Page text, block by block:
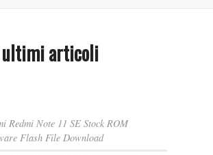
articoli
Redmi Note 11 SE Stock ROM
Flash File Download